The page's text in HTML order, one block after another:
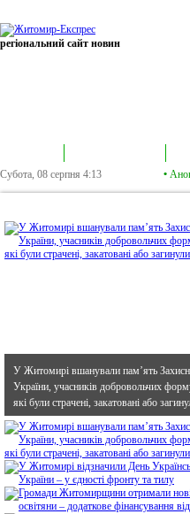
регіональний сайт новин
Субота, 08 серпня 4:13 •
У Житомирі вшанували пам’ять
України, учасників добровольчих
які були страчені, закатовані або